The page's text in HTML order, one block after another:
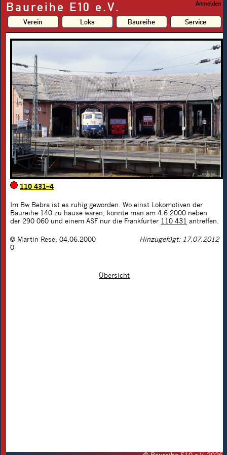
Baureihe E10 e.V. Anmelden
Verein Loks Baureihe Service
110 431–4
Im Bw Bebra ist es ruhig geworden. Wo einst Lokomotiven der
Baureihe 140 zu hause waren, konnte man am 4.6.2000 neben
der 290 060 und einem ASF nur die Frankfurter 110 431 antreffen.
© Martin Rese 04.06.2000
Hinzugefügt: 17.07.2012
0
Übersicht